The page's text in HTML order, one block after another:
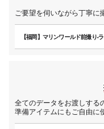
ご要望を伺いながら丁寧に
【福岡】マリンワールド前撮り-
全てのデータをお渡しする
準備アイテムにもご自由に